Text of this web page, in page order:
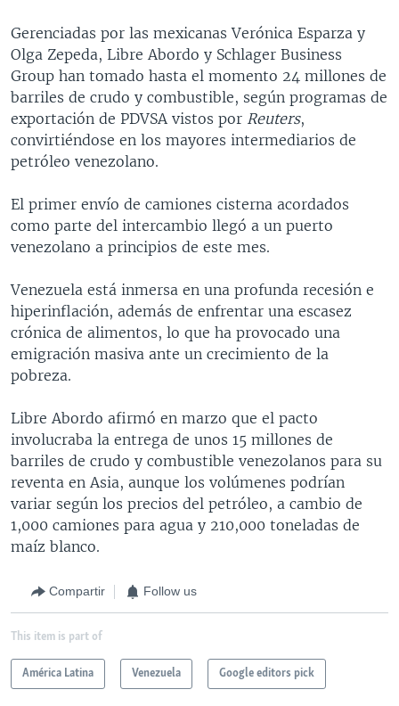
Gerenciadas por las mexicanas Verónica Esparza y
Olga Zepeda, Libre Abordo y Schlager Business
Group han tomado hasta el momento 24 millones de
barriles de crudo y combustible, según programas de
exportación de PDVSA vistos por Reuters,
convirtiéndose en los mayores intermediarios de
petróleo venezolano.
El primer envío de camiones cisterna acordados
como parte del intercambio llegó a un puerto
venezolano a principios de este mes.
Venezuela está inmersa en una profunda recesión e
hiperinflación, además de enfrentar una escasez
crónica de alimentos, lo que ha provocado una
emigración masiva ante un crecimiento de la
pobreza.
Libre Abordo afirmó en marzo que el pacto
involucraba la entrega de unos 15 millones de
barriles de crudo y combustible venezolanos para su
reventa en Asia, aunque los volúmenes podrían
variar según los precios del petróleo, a cambio de
1,000 camiones para agua y 210,000 toneladas de
maíz blanco.
Compartir Follow us
This item is part of
América Latina Venezuela Google editors pick